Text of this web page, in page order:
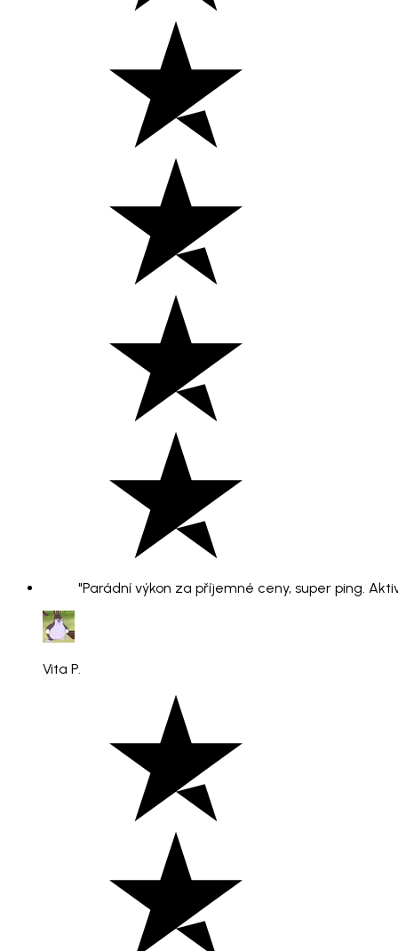
"Parádní výkon za příjemné ceny, super ping.
Vita P.